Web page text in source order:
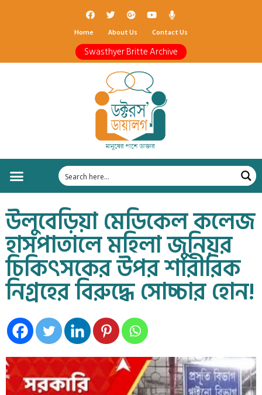
Home About Us Contact Us
Swasthyer Britte Archive
উলুবেড়িয়া মেডিকেল কলেজ
হাসপাতালে মহিলা জুনিয়র
চিকিৎসকের উপর শারীরিক
নিগ্রহের বিরুদ্ধে সোচ্চার হোন!